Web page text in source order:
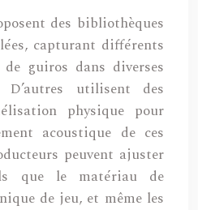
des bibliothèques
capturant différents
guiros dans diverses
utilisent des
physique pour
acoustique de ces
peuvent ajuster
que le matériau de
de jeu, et même les